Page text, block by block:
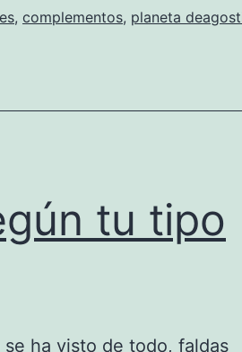
, complementos, planeta
tu tipo
ha visto de todo, faldas